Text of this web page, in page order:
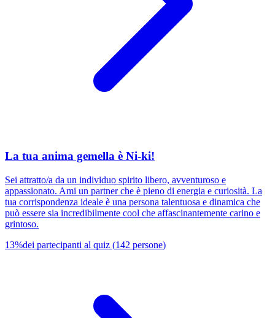
La tua anima gemella è Ni-ki!
Sei attratto/a da un individuo spirito libero, avventuroso e
appassionato. Ami un partner che è pieno di energia e curiosità. La
tua corrispondenza ideale è una persona talentuosa e dinamica che
può essere sia incredibilmente cool che affascinantemente carino e
grintoso.
13%dei partecipanti al quiz (142 persone)